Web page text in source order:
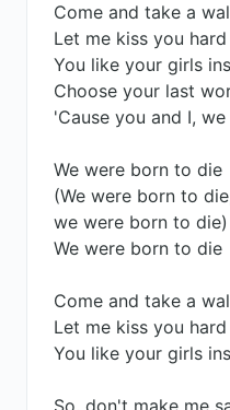
Come and take a
Let me kiss you
You like your girls
Choose your last
'Cause you and I,
We were born to die
(We were born to
we were born to die)
We were born to die
Come and take a
Let me kiss you
You like your girls
So, don't make me